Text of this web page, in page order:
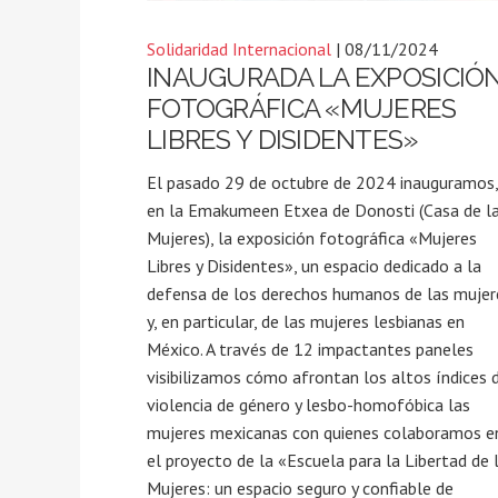
Solidaridad Internacional | 08/11/2024
INAUGURADA LA
FOTOGRÁFICA «MUJERES
LIBRES Y DISIDENTES»
El pasado 29 de octubre de 2024 inauguramos,
en la Emakumeen Etxea de Donosti (Casa de
Mujeres), la exposición fotográfica «Mujeres
Libres y Disidentes», un espacio dedicado a la
defensa de los derechos humanos de las
y, en particular, de las mujeres lesbianas en
México. A través de 12 impactantes paneles
visibilizamos cómo afrontan los altos índices
violencia de género y lesbo-homofóbica las
mujeres mexicanas con quienes colaboramos
el proyecto de la «Escuela para la Libertad de
Mujeres: un espacio seguro y confiable de